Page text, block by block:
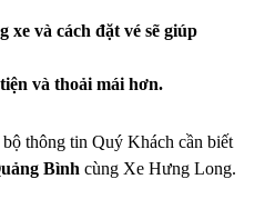
xe và cách đặt vé sẽ giúp
và thoải mái hơn.
thông tin Quý Khách cần biết
Bình cùng Xe Hưng Long.